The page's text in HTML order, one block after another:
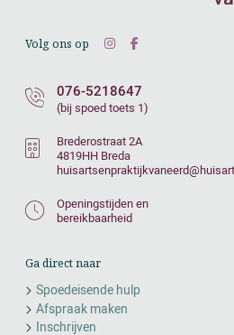
Volg ons op
076-5218647
(bij spoed toets 1)
Brederostraat 2A
4819HH Breda
Openingstijden en
bereikbaarheid
Ga direct naar
Spoedeisende hulp
Afspraak maken
Inschrijven